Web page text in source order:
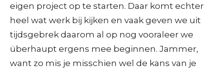
eigen project op te starten. Daar komt echter
heel wat werk bij kijken en vaak geven we uit
tijdsgebrek daarom al op nog vooraleer we
überhaupt ergens mee beginnen. Jammer,
want zo mis je misschien wel de kans van je